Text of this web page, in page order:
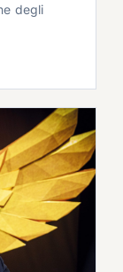
degli